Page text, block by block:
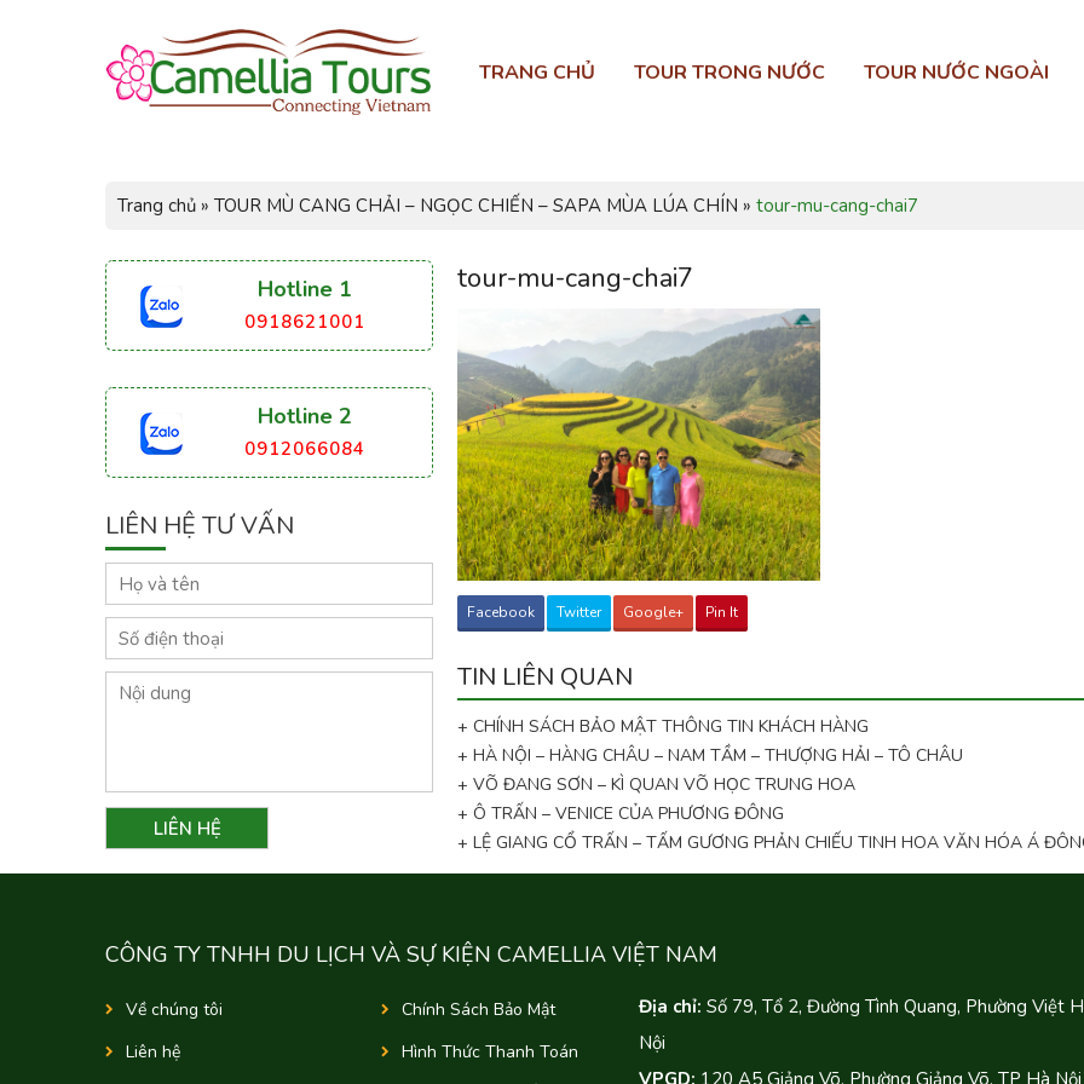
TRANG CHỦ TOUR TRONG NƯỚC TOUR NƯỚC NGOÀI
Trang chủ » TOUR MÙ CANG CHẢI – NGỌC CHIẾN – SAPA MÙA LÚA CHÍN » tour-mu-cang-chai7
tour-mu-cang-chai7
Facebook Twitter Google+ Pin It
TIN LIÊN QUAN
+ CHÍNH SÁCH BẢO MẬT THÔNG TIN KHÁCH HÀNG
+ HÀ NỘI – HÀNG CHÂU – NAM TẦM – THƯỢNG HẢI – TÔ CHÂU
+ VÕ ĐANG SƠN – KÌ QUAN VÕ HỌC TRUNG HOA
+ Ô TRẤN – VENICE CỦA PHƯƠNG ĐÔNG
+ LỆ GIANG CỔ TRẤN – TẤM GƯƠNG PHẢN CHIẾU TINH HOA VĂN HÓA Á
Hotline 1
0918621001
Hotline 2
0912066084
LIÊN HỆ TƯ VẤN
CÔNG TY TNHH DU LỊCH VÀ SỰ KIỆN CAMELLIA VIỆT NAM
Về chúng tôi
Liên hệ
Chính Sách Bảo Mật
Hình Thức Thanh Toán
Địa chỉ: Số 79, Tổ 2, Đường Tình Quang, Phường Việt
Nội
VPGD: 120 A5 Giảng Võ, Phường Giảng Võ, TP Hà